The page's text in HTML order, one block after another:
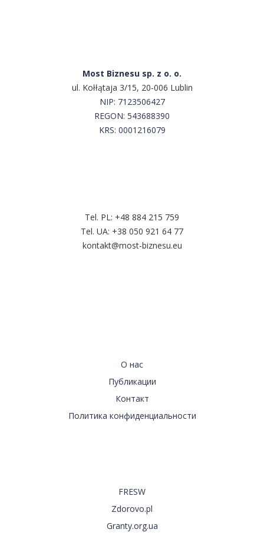
Most Biznesu sp. z o. o.
ul. Kołłątaja 3/15, 20-006 Lublin
NIP: 7123506427
REGON: 543688390
KRS: 0001216079
Tel. PL: +48 884 215 759
Tel. UA: +38 050 921 64 77
kontakt@most-biznesu.eu
О нас
Публикации
Контакт
Политика конфиденциальности
FRESW
Zdorovo.pl
Granty.org.ua